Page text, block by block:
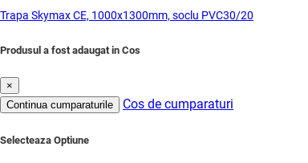
Trapa Skymax CE, 1000x1300mm, soclu PVC30/20
Produsul a fost adaugat in Cos
×
Continua cumparaturile
Cos de cumparaturi
Selecteaza Optiune